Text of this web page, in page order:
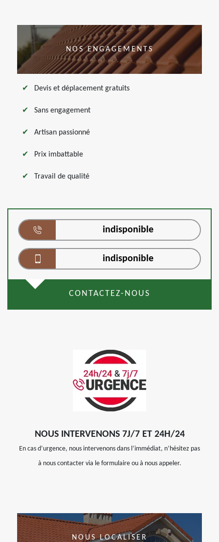
NOS ENGAGEMENTS
Devis et déplacement gratuits
Sans engagement
Artisan passionné
Prix imbattable
Travail de qualité
indisponible
indisponible
CONTACTEZ-NOUS
NOUS INTERVENONS 7J/7 ET 24H/24
En cas d’urgence, nous intervenons dans l’immédiat, n’hésitez pas
à nous contacter via le formulaire ou à nous appeler.
NOUS LOCALISER